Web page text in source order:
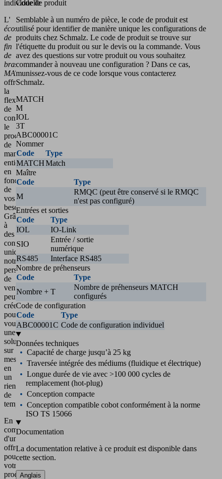
individuelle
L'
écosystème
de
fin
de
bras
MATCH
offre
la
flexibilité
de
construire
le
procédé
de
manipulation
entièrement
en
fonction
de
vos
besoins.
Grâce
à
des
configurateurs
uniques,
notre
personnel
de
vente
peut
créer
pour
vous
une
solution
sur
mesure
en
un
rien
de
temps.
En
complément
d'une
offre
pour
votre
produit
Code de produit
Semblable à un numéro de pièce, le code de produit est
utilisé pour identifier de manière unique les configurations de
produits chez Schmalz. Le code de produit se trouve sur
l'étiquette du produit ou sur le devis ou la commande. Vous
avez des questions sur votre produit ou vous souhaitez
commander à nouveau une configuration ? Dans ce cas,
munissez-vous de ce code lorsque vous contacterez
Schmalz.
MATCH
M
IOL
3T
ABC00001C
Nommer
Code
Type
MATCHMatch
Maître
Code
Type
M
RMQC (peut être conservé si le RMQC
n'est pas configuré)
Entrées et sorties
Code
Type
IOL
IO-Link
SIO
Entrée / sortie
numérique
RS485
Interface RS485
Nombre de préhenseurs
Code
Type
Nombre + T
Nombre de préhenseurs MATCH
configurés
Code de configuration
Code
Type
ABC00001C Code de configuration individuel
Données techniques
Capacité de charge jusqu’à 25 kg
Traversée intégrée des médiums (fluidique et électrique)
Longue durée de vie avec >100 000 cycles de
remplacement (hot-plug)
Conception compacte
Conception compatible cobot conformément à la norme
ISO TS 15066
Documentation
La documentation relative à ce produit est disponible dans
cette section.
Anglais